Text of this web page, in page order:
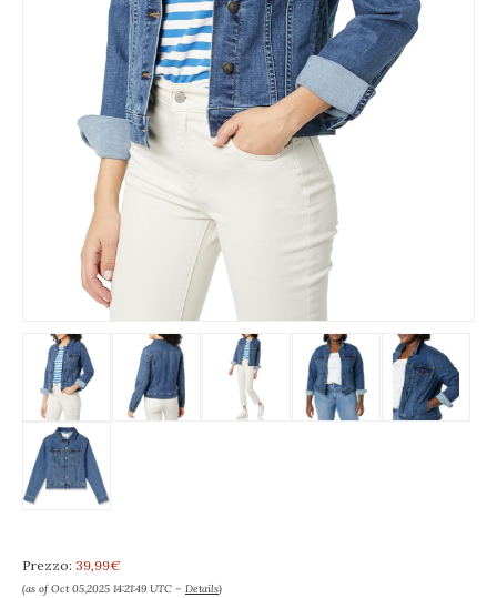
Prezzo: 39,99€
(as of Oct 05,2025 14:21:49 UTC – Details)